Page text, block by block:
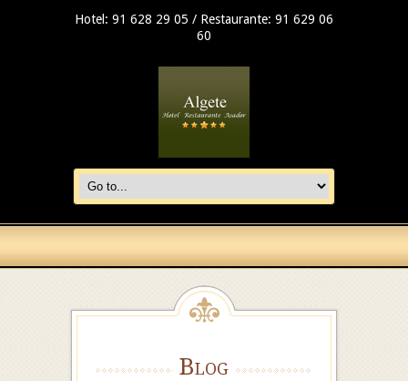
Hotel: 91 628 29 05 / Restaurante: 91 629 06
60
Blog